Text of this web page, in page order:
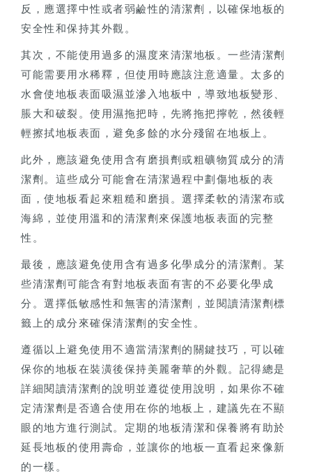
反，應選擇中性或者弱鹼性的清潔劑，以確保地板的
安全性和保持其外觀。
其次，不能使用過多的濕度來清潔地板。一些清潔劑
可能需要用水稀釋，但使用時應該注意適量。太多的
水會使地板表面吸濕並滲入地板中，導致地板變形、
脹大和破裂。使用濕拖把時，先將拖把擰乾，然後輕
輕擦拭地板表面，避免多餘的水分殘留在地板上。
此外，應該避免使用含有磨損劑或粗礦物質成分的清
潔劑。這些成分可能會在清潔過程中劃傷地板的表
面，使地板看起來粗糙和磨損。選擇柔軟的清潔布或
海綿，並使用溫和的清潔劑來保護地板表面的完整
性。
最後，應該避免使用含有過多化學成分的清潔劑。某
些清潔劑可能含有對地板表面有害的不必要化學成
分。選擇低敏感性和無害的清潔劑，並閱讀清潔劑標
籤上的成分來確保清潔劑的安全性。
遵循以上避免使用不適當清潔劑的關鍵技巧，可以確
保你的地板在裝潢後保持美麗奢華的外觀。記得總是
詳細閱讀清潔劑的說明並遵從使用說明，如果你不確
定清潔劑是否適合使用在你的地板上，建議先在不顯
眼的地方進行測試。定期的地板清潔和保養將有助於
延長地板的使用壽命，並讓你的地板一直看起來像新
的一樣。